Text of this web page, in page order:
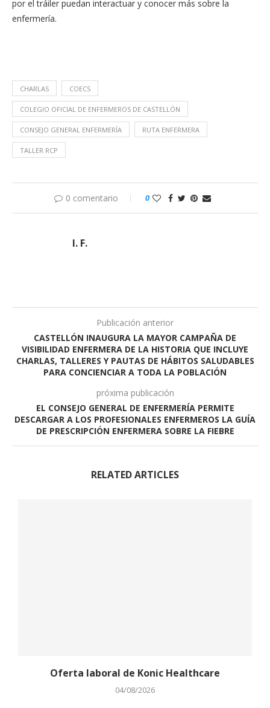
por el tráiler puedan interactuar y conocer más sobre la
enfermería.
CHARLAS COECS
COLEGIO OFICIAL DE ENFERMEROS DE CASTELLÓN
CONSEJO GENERAL ENFERMERÍA RUTA ENFERMERA
TALLER RCP
0 comentario 0
I. F.
Publicación anterior
CASTELLÓN INAUGURA LA MAYOR CAMPAÑA DE
VISIBILIDAD ENFERMERA DE LA HISTORIA QUE INCLUYE
CHARLAS, TALLERES Y PAUTAS DE HÁBITOS SALUDABLES
PARA CONCIENCIAR A TODA LA POBLACIÓN
próxima publicación
EL CONSEJO GENERAL DE ENFERMERÍA PERMITE
DESCARGAR A LOS PROFESIONALES ENFERMEROS LA GUÍA
DE PRESCRIPCIÓN ENFERMERA SOBRE LA FIEBRE
RELATED ARTICLES
Oferta laboral de Konic Healthcare
04/08/2026